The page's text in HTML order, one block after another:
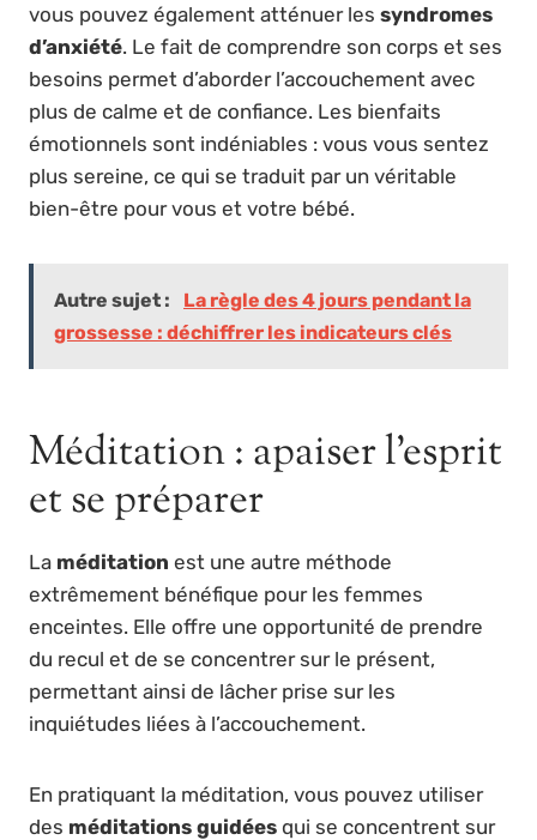
vous pouvez également atténuer les syndromes
d’anxiété. Le fait de comprendre son corps et ses
besoins permet d’aborder l’accouchement avec
plus de calme et de confiance. Les bienfaits
émotionnels sont indéniables : vous vous sentez
plus sereine, ce qui se traduit par un véritable
bien-être pour vous et votre bébé.
Autre sujet :
La règle des 4 jours pendant la
grossesse : déchiffrer les indicateurs clés
Méditation : apaiser l’esprit
et se préparer
La méditation est une autre méthode
extrêmement bénéfique pour les femmes
enceintes. Elle offre une opportunité de prendre
du recul et de se concentrer sur le présent,
permettant ainsi de lâcher prise sur les
inquiétudes liées à l’accouchement.
En pratiquant la méditation, vous pouvez utiliser
des méditations guidées qui se concentrent sur